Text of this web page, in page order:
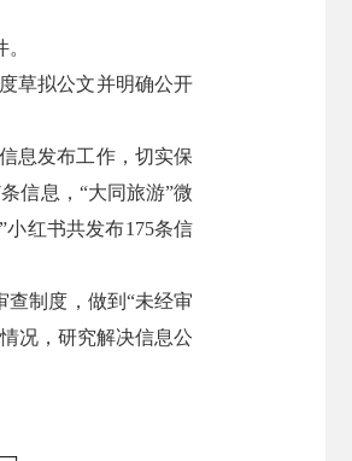
草拟公文并明确公开
息发布工作，切实保
信息，“大同旅游”微
小红书共发布175条信
查制度，做到“未经审
况，研究解决信息公